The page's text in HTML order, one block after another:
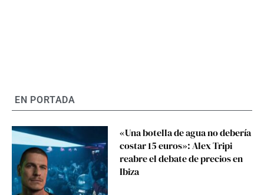
EN PORTADA
«Una botella de agua no debería
costar 15 euros»: Alex Tripi
reabre el debate de precios en
Ibiza